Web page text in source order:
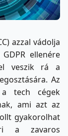
azzal vádolja
ellenére
veszik rá a
Az
tech cégek
ami azt az
gyakorolhat
a zavaros